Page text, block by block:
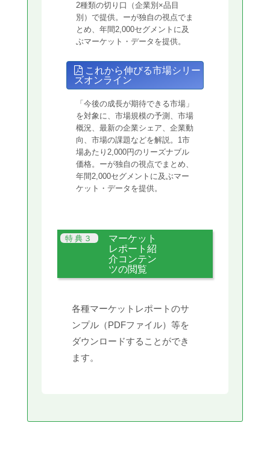
2種類の切り口（企業別×品目
別）で提供。ーが独自の視点でま
とめ、年間2,000セグメントに及
ぶマーケット・データを提供。
これから伸びる市場シリー
ズオンライン
「今後の成長が期待できる市場」
を対象に、市場規模の予測、市場
概況、最新の企業シェア、企業動
向、市場の課題などを解説。1市
場あたり2,000円のリーズナブル
価格。ーが独自の視点でまとめ、
年間2,000セグメントに及ぶマー
ケット・データを提供。
マーケット
レポート紹
介コンテン
ツの閲覧
各種マーケットレポートのサ
ンプル（PDFファイル）等を
ダウンロードすることができ
ます。